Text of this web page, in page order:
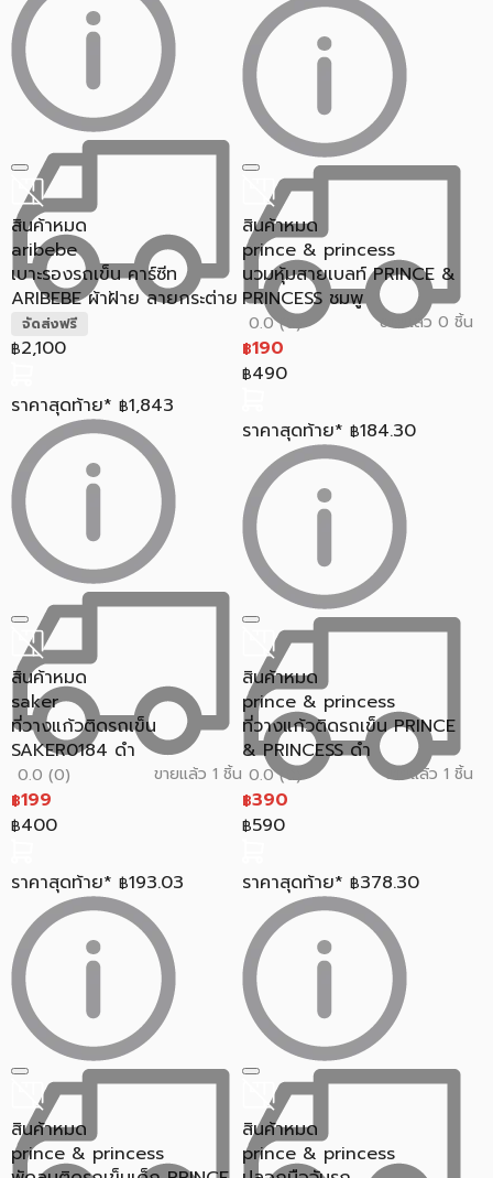
สินค้าหมด
aribebe
เบาะรองรถเข็น คาร์ซีท
ARIBEBE ผ้าฝ้าย ลายกระต่าย
จัดส่งฟรี
฿2,100
ราคาสุดท้าย* ฿1,843
สินค้าหมด
prince & princess
นวมหุ้มสายเบลท์ PRINCE &
PRINCESS ชมพู
0.0 (0) ขายแล้ว 0 ชิ้น
฿190
฿490
ราคาสุดท้าย* ฿184.30
สินค้าหมด
saker
ที่วางแก้วติดรถเข็น
SAKER0184 ดำ
0.0 (0) ขายแล้ว 1 ชิ้น
฿199
฿400
ราคาสุดท้าย* ฿193.03
สินค้าหมด
prince & princess
ที่วางแก้วติดรถเข็น PRINCE
& PRINCESS ดำ
0.0 (0) ขายแล้ว 1 ชิ้น
฿390
฿590
ราคาสุดท้าย* ฿378.30
สินค้าหมด
prince & princess
สินค้าหมด
prince & princess